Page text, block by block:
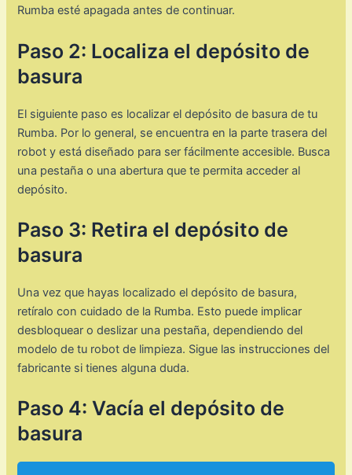
Rumba esté apagada antes de continuar.
Paso 2: Localiza el depósito de
basura
El siguiente paso es localizar el depósito de basura de tu
Rumba. Por lo general, se encuentra en la parte trasera del
robot y está diseñado para ser fácilmente accesible. Busca
una pestaña o una abertura que te permita acceder al
depósito.
Paso 3: Retira el depósito de
basura
Una vez que hayas localizado el depósito de basura,
retíralo con cuidado de la Rumba. Esto puede implicar
desbloquear o deslizar una pestaña, dependiendo del
modelo de tu robot de limpieza. Sigue las instrucciones del
fabricante si tienes alguna duda.
Paso 4: Vacía el depósito de
basura